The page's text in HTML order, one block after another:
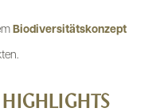
Biodiversitätskonzept